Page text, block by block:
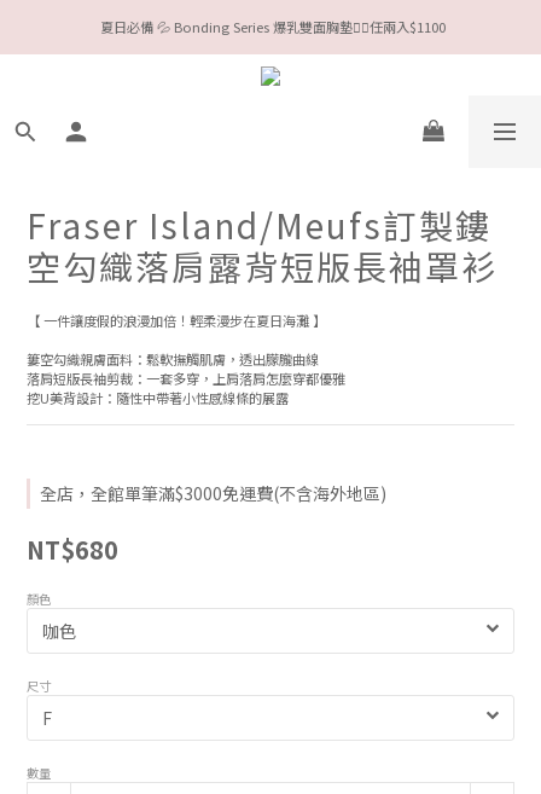
今夏限定Meufs泳衣工作坊 🥳 手做妳獨一無二的Bikini👙
Valentine❤️‍🔥全款情趣系列任選兩件88折！
今夏限定Meufs泳衣工作坊 🥳 手做妳獨一無二的Bikini👙
Fraser Island/Meufs訂製鏤
空勾織落肩露背短版長袖罩衫
【 一件讓度假的浪漫加倍！輕柔漫步在夏日海灘 】
簍空勾織親膚面料：鬆軟撫觸肌膚，透出朦朧曲線
落肩短版長袖剪裁：一套多穿，上肩落肩怎麼穿都優雅
挖U美背設計：隨性中帶著小性感線條的展露
全店，全館單筆滿$3000免運費(不含海外地區)
NT$680
顏色
尺寸
數量